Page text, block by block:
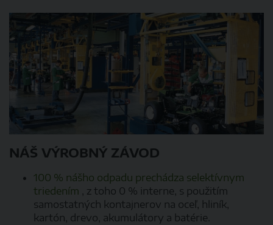
NÁŠ VÝROBNÝ ZÁVOD
100 % nášho odpadu prechádza selektívnym
triedením , z toho 0 % interne, s použitím
samostatných kontajnerov na oceľ, hliník,
kartón, drevo, akumulátory a batérie.